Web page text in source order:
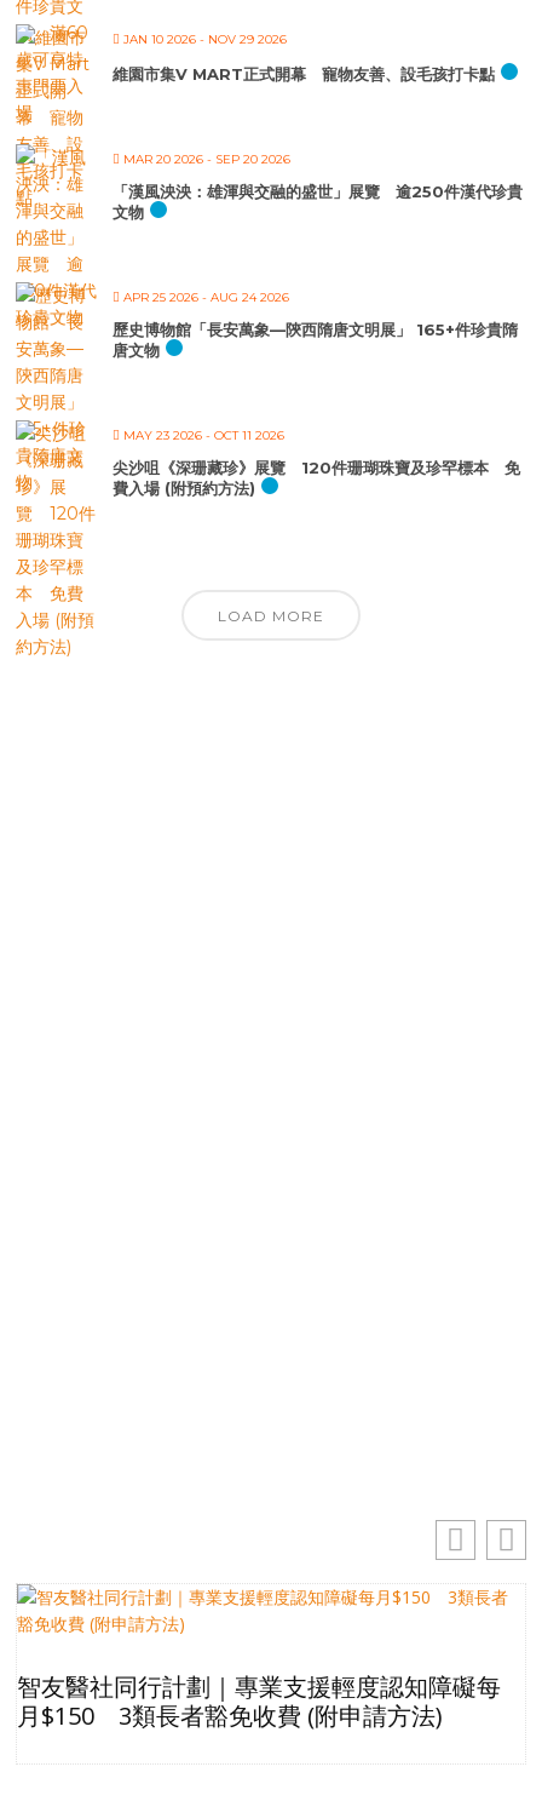
JAN 10 2026 - NOV 29 2026
維園市集V MART正式開幕 寵物友善、設毛孩打卡點
MAR 20 2026 - SEP 20 2026
「漢風泱泱：雄渾與交融的盛世」展覽 逾250件漢代珍貴
文物
APR 25 2026 - AUG 24 2026
歷史博物館「長安萬象—陝西隋唐文明展」 165+件珍貴隋
唐文物
MAY 23 2026 - OCT 11 2026
尖沙咀《深珊藏珍》展覽 120件珊瑚珠寶及珍罕標本 免
費入場 (附預約方法)
LOAD MORE
智友醫社同行計劃｜專業支援輕度認知障礙每
月$150 3類長者豁免收費 (附申請方法)